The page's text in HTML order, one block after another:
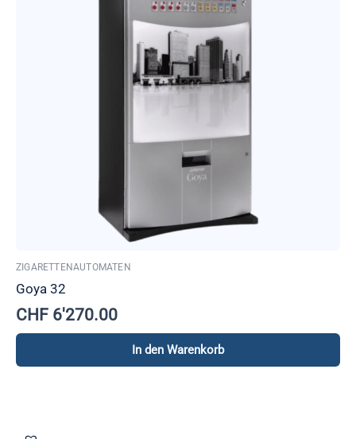
ZIGARETTENAUTOMATEN
Goya 32
CHF 6'270.00
In den Warenkorb